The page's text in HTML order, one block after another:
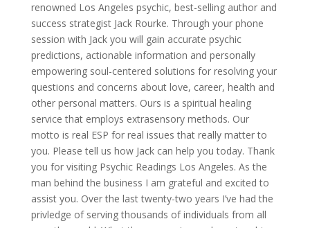
renowned Los Angeles psychic, best-selling author and
success strategist Jack Rourke. Through your phone
session with Jack you will gain accurate psychic
predictions, actionable information and personally
empowering soul-centered solutions for resolving your
questions and concerns about love, career, health and
other personal matters. Ours is a spiritual healing
service that employs extrasensory methods. Our
motto is real ESP for real issues that really matter to
you. Please tell us how Jack can help you today. Thank
you for visiting Psychic Readings Los Angeles. As the
man behind the business I am grateful and excited to
assist you. Over the last twenty-two years I’ve had the
privledge of serving thousands of individuals from all